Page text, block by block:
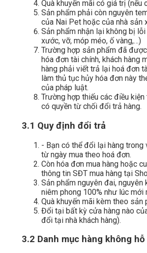
Quà khuyến mãi có giá trị (nếu
Sản phẩm phải còn nguyên
của Nai Pet hoặc của nhà sản
Sản phẩm nhận lại không bị
xước, vỡ, móp méo, ố vàng,…)
Trường hợp sản phẩm đã
hóa đơn tài chính, khách hàng
hàng phải viết trả lại hoá đơn
làm thủ tục hủy hóa đơn này
của pháp luật.
Trường hợp thiếu các điều
có quyền từ chối đổi trả hàng.
3.1 Quy định đổi trả
- Bạn có thể đổi lại hàng trong
từ ngày mua theo hoá đơn.
Còn hóa đơn mua hàng hoặc
thông tin SĐT mua hàng tại
Sản phẩm nguyên đai, nguyên
niêm phong 100% như lúc mới
Quà khuyến mãi kèm theo sản
Đổi tại bất kỳ cửa hàng nào
đổi tại nhà khách hàng).
3.2 Danh mục hàng không